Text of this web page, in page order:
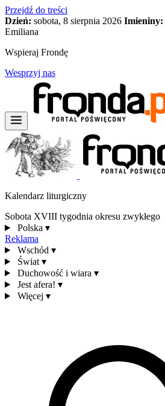
Przejdź do treści
Dzień: sobota, 8 sierpnia 2026 Imieniny:
Emiliana
Wspieraj Frondę
Wesprzyj nas
Kalendarz liturgiczny
Sobota XVIII tygodnia okresu zwykłego
Polska ▾
Reklama
Wschód ▾
Świat ▾
Duchowość i wiara ▾
Jest afera! ▾
Więcej ▾